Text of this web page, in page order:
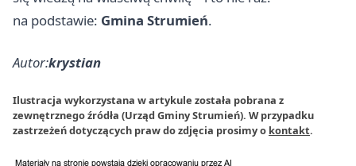
na podstawie: Gmina Strumień.
Autor:krystian
Ilustracja wykorzystana w artykule została pobrana z
zewnętrznego źródła (Urząd Gminy Strumień). W przypadku
zastrzeżeń dotyczących praw do zdjęcia prosimy o kontakt.